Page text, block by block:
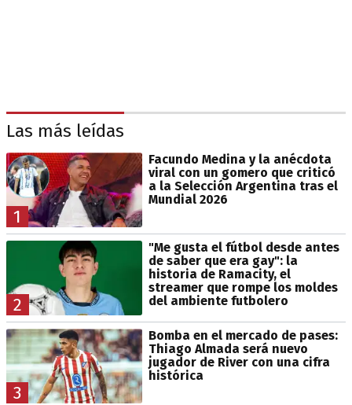
Las más leídas
1
Facundo Medina y la anécdota
viral con un gomero que criticó
a la Selección Argentina tras el
Mundial 2026
2
"Me gusta el fútbol desde antes
de saber que era gay": la
historia de Ramacity, el
streamer que rompe los moldes
del ambiente futbolero
3
Bomba en el mercado de pases:
Thiago Almada será nuevo
jugador de River con una cifra
histórica